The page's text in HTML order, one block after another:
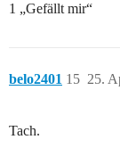
1 „Gefällt mir“
belo2401 25.
15
Tach.